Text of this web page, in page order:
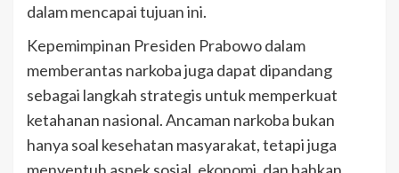
dalam mencapai tujuan ini.
Kepemimpinan Presiden Prabowo dalam
memberantas narkoba juga dapat dipandang
sebagai langkah strategis untuk memperkuat
ketahanan nasional. Ancaman narkoba bukan
hanya soal kesehatan masyarakat, tetapi juga